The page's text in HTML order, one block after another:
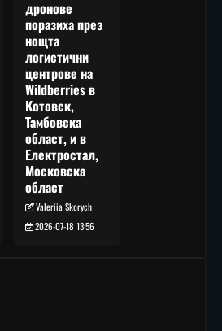
дронове
поразиха през
нощта
логистични
центрове на
Wildberries в
Котовск,
Тамбовска
област, и в
Електростал,
Московска
област
Valeriia Skorych
2026-07-18 13:56